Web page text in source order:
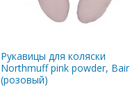
Рукавицы для коляски
Northmuff pink powder, Bair
(розовый)